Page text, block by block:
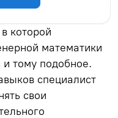
которой
математики
тому подобное.
специалист
свои